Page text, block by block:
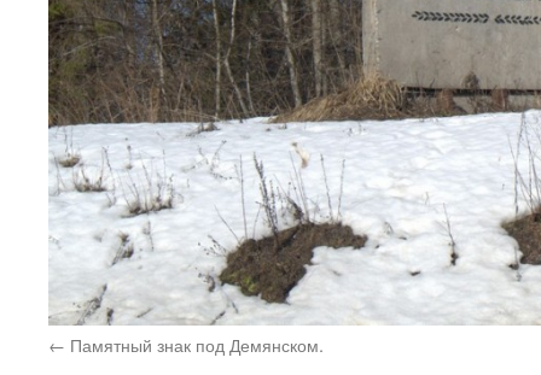
Памятный знак под Демянском.